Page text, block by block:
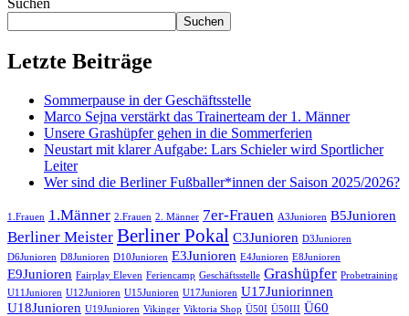
Suchen
Suchen
Letzte Beiträge
Sommerpause in der Geschäftsstelle
Marco Sejna verstärkt das Trainerteam der 1. Männer
Unsere Grashüpfer gehen in die Sommerferien
Neustart mit klarer Aufgabe: Lars Schieler wird Sportlicher
Leiter
Wer sind die Berliner Fußballer*innen der Saison 2025/2026?
1.Frauen 1.Männer 2.Frauen 2. Männer 7er-Frauen A3Junioren B5Junioren
Berliner Meister Berliner Pokal C3Junioren D3Junioren
D6Junioren D8Junioren D10Junioren E3Junioren E4Junioren E8Junioren
E9Junioren Fairplay Eleven Feriencamp Geschäftsstelle Grashüpfer Probetraining
U11Junioren U12Junioren U15Junioren U17Junioren U17Juniorinnen
U18Junioren U19Junioren Vikinger Viktoria Shop Ü50I Ü50III Ü60